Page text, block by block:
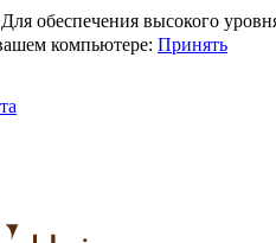
Для обеспечения высокого
компьютере: Принять